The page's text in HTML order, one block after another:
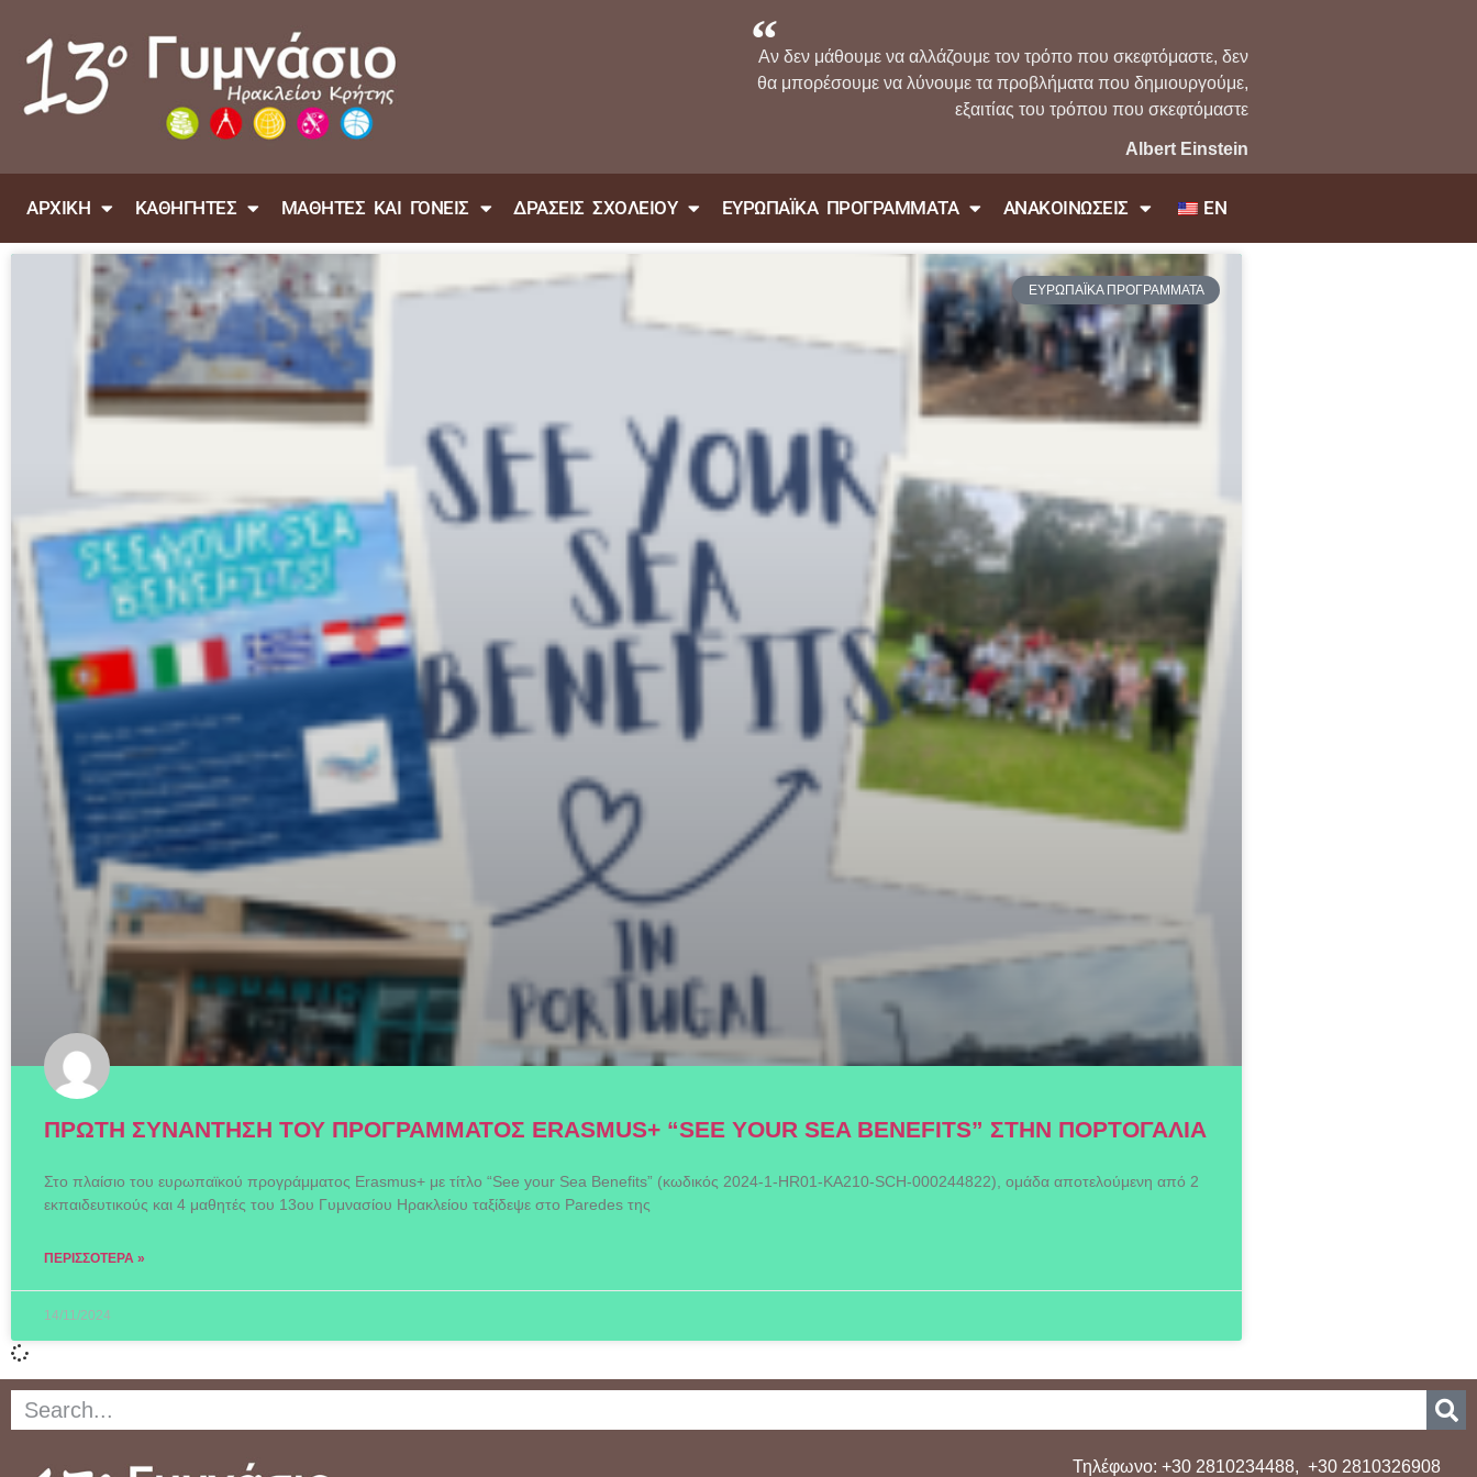
Αν δεν μάθουμε να αλλάζουμε τον τρόπο που σκεφτόμαστε, δεν
θα μπορέσουμε να λύνουμε τα προβλήματα που δημιουργούμε,
εξαιτίας του τρόπου που σκεφτόμαστε
Albert Einstein
ΑΡΧΙΚΗ ΚΑΘΗΓΗΤΕΣ ΜΑΘΗΤΕΣ ΚΑΙ ΓΟΝΕΙΣ ΔΡΑΣΕΙΣ ΣΧΟΛΕΙΟΥ ΕΥΡΩΠΑΪΚΑ ΠΡΟΓΡΑΜΜΑΤΑ ΑΝΑΚΟΙΝΩΣΕΙΣ EN
ΕΥΡΩΠΑΪΚΑ ΠΡΟΓΡΑΜΜΑΤΑ
ΠΡΩΤΗ ΣΥΝΑΝΤΗΣΗ ΤΟΥ ΠΡΟΓΡΑΜΜΑΤΟΣ ERASMUS+ “SEE YOUR SEA BENEFITS” ΣΤΗΝ ΠΟΡΤΟΓΑΛΙΑ
Στο πλαίσιο του ευρωπαϊκού προγράμματος Erasmus+ με τίτλο “See your Sea Benefits” (κωδικός 2024-1-HR01-KA210-SCH-000244822), ομάδα αποτελούμενη από 2
εκπαιδευτικούς και 4 μαθητές του 13ου Γυμνασίου Ηρακλείου ταξίδεψε στο Paredes της
ΠΕΡΙΣΣΌΤΕΡΑ »
14/11/2024
Τηλέφωνο: +30 2810234488, +30 2810326908